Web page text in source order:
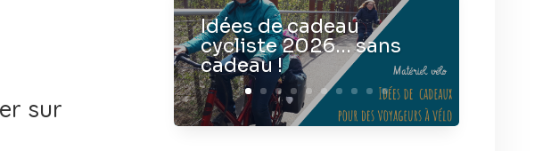
sur
Idées de cadeau
cycliste 2026… sans
cadeau !